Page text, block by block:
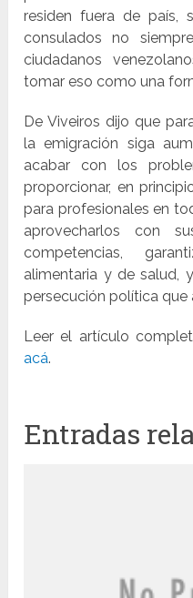
residen fuera de país,
consulados no
ciudadanos
tomar eso como una
De Viveiros dijo que
la emigración siga
acabar con los
proporcionar, en
para profesionales en
aprovecharlos con
competencias,
alimentaria y de salud,
persecución política
Leer el artículo
acá.
Entradas